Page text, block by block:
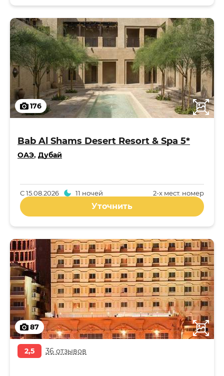
176
Bab Al Shams Desert Resort & Spa 5*
ОАЭ, Дубай
2-x мест. номер
С15.08.2026 11 ночей
Уточнить
87
2,5 36 отзывов